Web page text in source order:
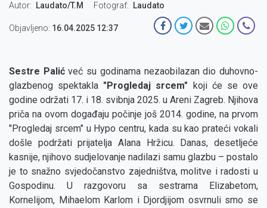
Autor Laudato/T.M Fotograf Laudato
Objavljeno: 16.04.2025 12:37
Sestre Palićveć su godinama nezaobilazan dio duhovno-
glazbenog spektakla "Progledaj srcem" koji će se ove
godine održati 17. i 18. svibnja 2025. u Areni Zagreb. Njihova
priča na ovom događaju počinje još 2014. godine, na prvom
"Progledaj srcem" u Hypo centru, kada su kao prateći vokali
došle podržati prijatelja Alana Hržicu. Danas, desetljeće
kasnije, njihovo sudjelovanje nadilazi samu glazbu – postalo
je to snažno svjedočanstvo zajedništva, molitve i radosti u
Gospodinu. U razgovoru sa sestrama Elizabetom,
Kornelijom, Mihaelom Karlom i Djordjijom osvrnuli smo se